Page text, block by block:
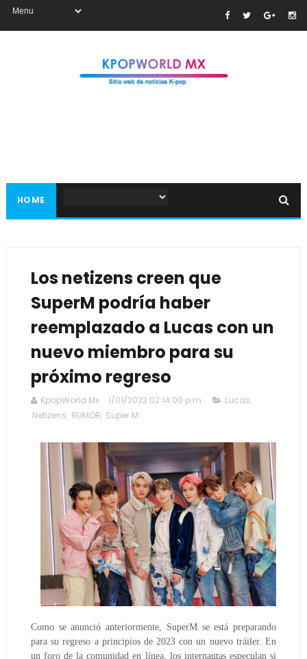
HOME
Los netizens creen que
SuperM podría haber
reemplazado a Lucas con un
nuevo miembro para su
próximo regreso
KpopWorld Mx 1/01/2023 02:14:00 p.m. Lucas,
Netizens, RUMOR, Super M
Como se anunció anteriormente, SuperM se está preparando
para su regreso a principios de 2023 con un nuevo tráiler. En
un foro de la comunidad en línea, los internautas especulan si